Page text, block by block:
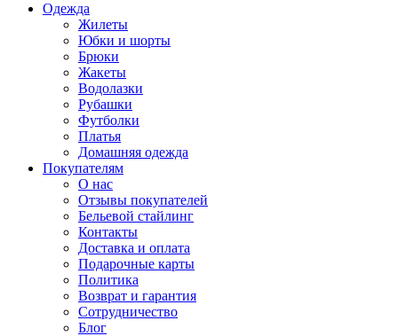
Одежда
Жилеты
Юбки и шорты
Брюки
Жакеты
Водолазки
Рубашки
Футболки
Платья
Домашняя одежда
Покупателям
О нас
Отзывы покупателей
Бельевой стайлинг
Контакты
Доставка и оплата
Подарочные карты
Политика
Возврат и гарантия
Сотрудничество
Блог